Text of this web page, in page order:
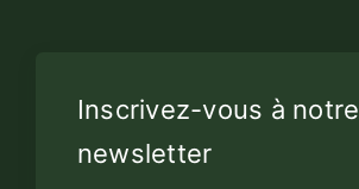
Inscrivez-vous à notre
newsletter